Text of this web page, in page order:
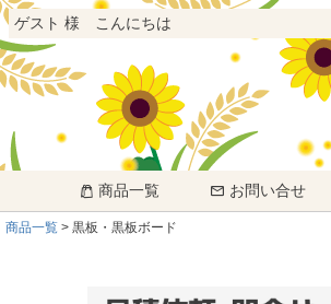
ゲスト 様 こんにちは
商品一覧 お問い合せ
商品一覧 黒板・黒板ボード